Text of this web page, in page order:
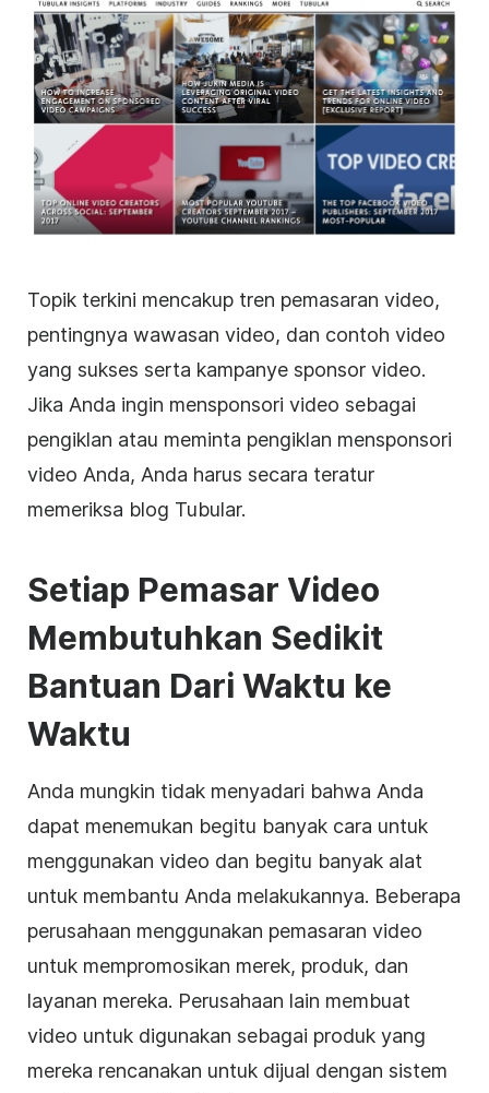
Topik terkini mencakup tren pemasaran video,
pentingnya wawasan video, dan contoh video
yang sukses serta kampanye sponsor video.
Jika Anda ingin mensponsori video sebagai
pengiklan atau meminta pengiklan mensponsori
video Anda, Anda harus secara teratur
memeriksa blog Tubular.
Setiap Pemasar Video
Membutuhkan Sedikit
Bantuan Dari Waktu ke
Waktu
Anda mungkin tidak menyadari bahwa Anda
dapat menemukan begitu banyak cara untuk
menggunakan video dan begitu banyak alat
untuk membantu Anda melakukannya. Beberapa
perusahaan menggunakan pemasaran video
untuk mempromosikan merek, produk, dan
layanan mereka. Perusahaan lain membuat
video untuk digunakan sebagai produk yang
mereka rencanakan untuk dijual dengan sistem